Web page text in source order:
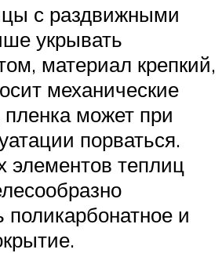
с раздвижными
укрывать
материал крепкий,
механические
пленка может при
порваться.
элементов теплиц
поликарбонатное и